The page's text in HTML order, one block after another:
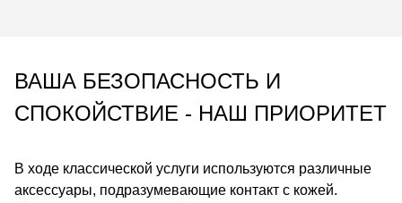
ВАША БЕЗОПАСНОСТЬ И
СПОКОЙСТВИЕ - НАШ ПРИОРИТЕТ
В ходе классической услуги используются различные
аксессуары, подразумевающие контакт с кожей.